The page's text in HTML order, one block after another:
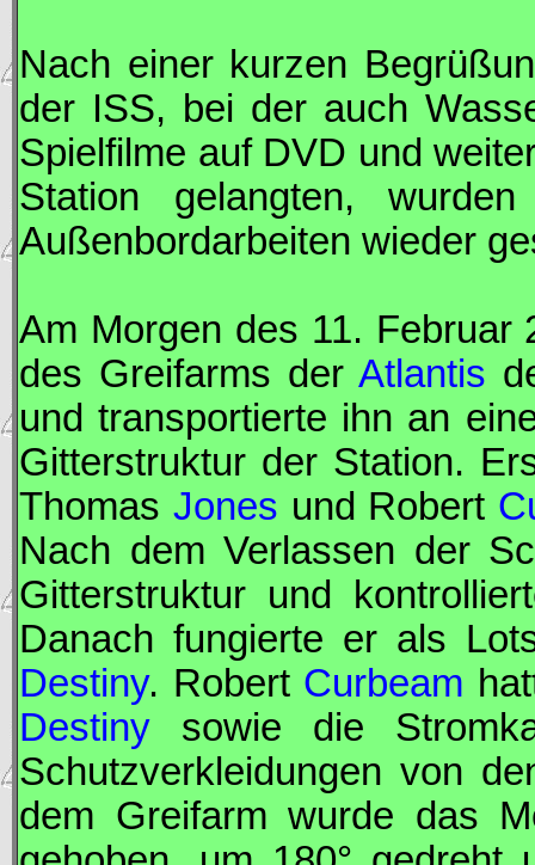
Nach einer kurzen
der ISS, bei der auch
Spielfilme auf DVD und
Station gelangten,
Außenbordarbeiten wieder
Am Morgen des 11.
des Greifarms der Atlantis
und transportierte ihn an
Gitterstruktur der Station.
Thomas Jones und Robert
Nach dem Verlassen der
Gitterstruktur und
Danach fungierte er als
Destiny. Robert Curbeam
Destiny sowie die
Schutzverkleidungen von
dem Greifarm wurde das